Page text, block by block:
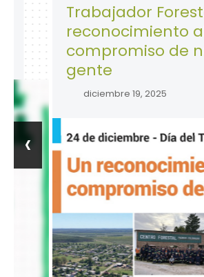
Trabajador
reconocimiento al
compromiso de
gente
diciembre 19, 2025
‹